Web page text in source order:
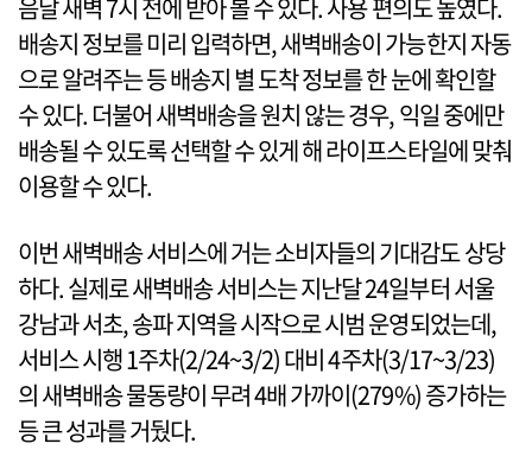
음날 새벽 7시 전에 받아 볼 수 있다. 사용 편의도 높였다.
배송지 정보를 미리 입력하면, 새벽배송이 가능한지 자동
으로 알려주는 등 배송지 별 도착 정보를 한 눈에 확인할
수 있다. 더불어 새벽배송을 원치 않는 경우, 익일 중에만
배송될 수 있도록 선택할 수 있게 해 라이프스타일에 맞춰
이용할 수 있다.
이번 새벽배송 서비스에 거는 소비자들의 기대감도 상당
하다. 실제로 새벽배송 서비스는 지난달 24일부터 서울
강남과 서초, 송파 지역을 시작으로 시범 운영되었는데,
서비스 시행 1주차(2/24~3/2) 대비 4주차(3/17~3/23)
의 새벽배송 물동량이 무려 4배 가까이(279%) 증가하는
등 큰 성과를 거뒀다.